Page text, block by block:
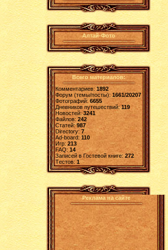
Алтай-Фото
Всего материалов:
Комментариев: 1892
Форум (темы/посты):1661/20207
Фотографий:6655
Дневников путешествий:119
Новостей:3241
Файлов: 242
Статей:987
Directory: 7
Ad-board:110
Игр: 213
FAQ:14
Записей в Гостевой книге:272
Tестов: 1
Реклама на сайте